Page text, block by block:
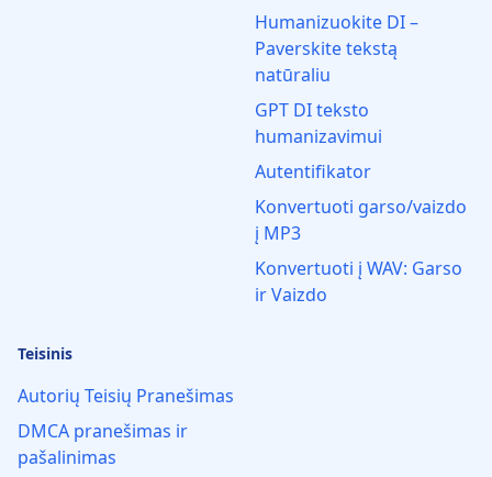
Humanizuokite DI –
Paverskite tekstą
natūraliu
GPT DI teksto
humanizavimui
Autentifikator
Konvertuoti garso/vaizdo
į MP3
Konvertuoti į WAV: Garso
ir Vaizdo
Teisinis
Autorių Teisių Pranešimas
DMCA pranešimas ir
pašalinimas